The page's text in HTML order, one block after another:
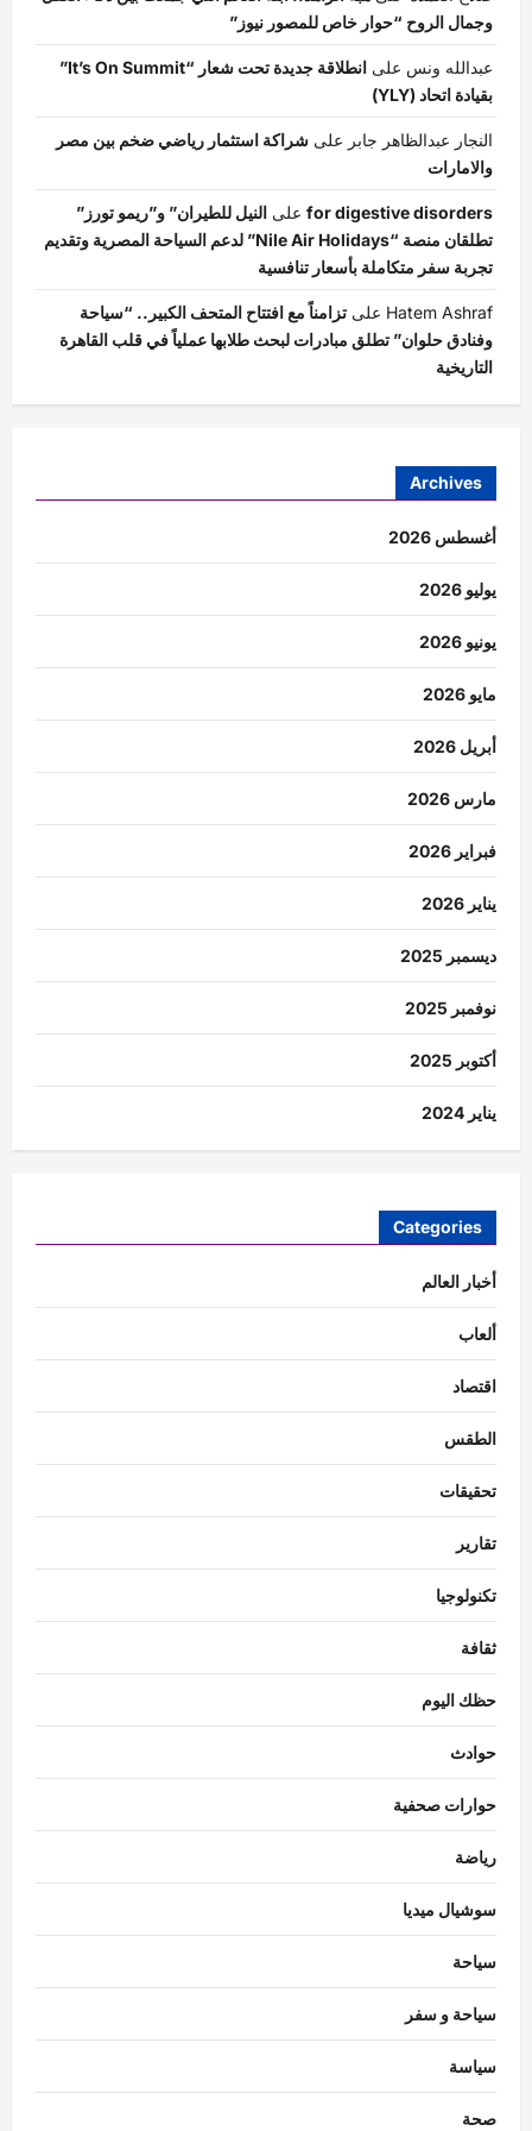
وجمال الروح “حوار خاص للمصور نيوز”
عبدالله ونس على
انطلاقة جديدة تحت شعار “It’s On Summit”
بقيادة اتحاد (YLY)
النجار عبدالظاهر جابر على شراكة استثمار رياضي ضخم بين مصر
والامارات
for digestive disorders على النيل للطيران” و”ريمو تورز”
تطلقان منصة “Nile Air Holidays” لدعم السياحة المصرية وتقديم
تجربة سفر متكاملة بأسعار تنافسية
Hatem Ashraf على تزامناً مع افتتاح المتحف الكبير.. “سياحة
وفنادق حلوان” تطلق مبادرات لبحث طلابها عملياً في قلب القاهرة
التاريخية
Archives
أغسطس 2026
يوليو 2026
يونيو 2026
مايو 2026
أبريل 2026
مارس 2026
فبراير 2026
يناير 2026
ديسمبر 2025
نوفمبر 2025
أكتوبر 2025
يناير 2024
Categories
أخبار العالم
ألعاب
اقتصاد
الطقس
تحقيقات
تقارير
تكنولوجيا
ثقافة
حظك اليوم
حوادث
حوارات صحفية
رياضة
سوشيال ميديا
سياحة
سياحة و سفر
سياسة
صحة